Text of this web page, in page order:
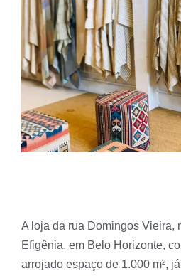
A loja da rua Domingos Vieira,
Efigênia, em Belo Horizonte,
arrojado espaço de 1.000 m²,